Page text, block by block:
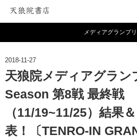
メディアグランプリ
2018-11-27
天狼院メディアグラン
Season 第8戦 最終戦
（11/19~11/25）結果
表！〔TENRO-IN